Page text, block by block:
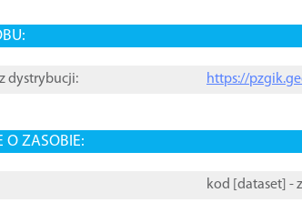
dystrybucji: https://
O ZASOBIE:
kod [ dataset ]